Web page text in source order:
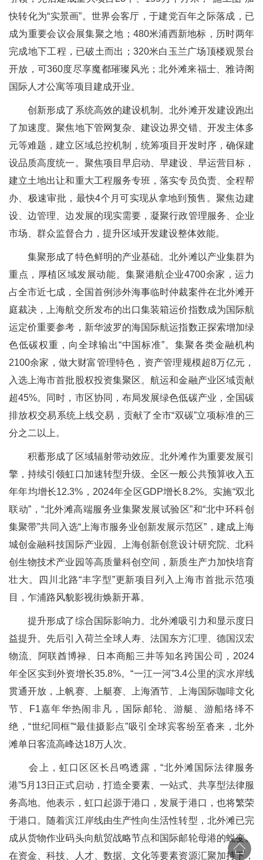
快转化为“实景画”。世界会客厅，于建党百年之际落成，已
成为重要会议会展集聚之地；480米浦西新地标，历时两年
完成地下工程，已破土而出；320米白玉兰广场顶楼观景台
开放，可360度尽享魔都璀璨风光；北外滩来福士、雅诗阁
国际人才公寓等项目建成开业。
创新形成了系统高效的建设机制。北外滩开发建设跑出
了加速度。聚焦地下管网复杂、建设边界交错、开发主体多
元等难题，建立区域总控机制，统筹项目开发时序，确保建
设品质高度统一。聚焦项目早启动、早建设、早运营目标，
建立土地出让和重大工程服务专班，落实专员负责、全程帮
办、极速审批，最快4个月可实现从拿地到预售。聚焦边建
设、边管理、边发展的现实需要，凝聚行政管理服务、企业
市场、群众监督合力，提升区域开发建设整体效能。
集聚形成了特色鲜明的产业基础。北外滩以产业集群为
重点，厚植区域发展动能。集聚港航企业4700余家，运力
占全市近七成，全国首例涉外海事临时仲裁案件在北外滩开
庭裁决，上海航交所发布的出口集装箱运价指数成为国际航
运定价重要参考，新华波罗的海国际航运指数正探索增加绿
色低碳权重，向全球输出“中国标准”。集聚各类金融机构
2100余家，做大财富管理特色，资产管理规模超8万亿元，
入选上海市首批股权投资集聚区。航运和金融产业区域贡献
超45%。同时，市区协同，布局发展绿色低碳产业，全国碳
排放权交易系统上线交易，贡献了全市“双碳”立项标准的三
分之二以上。
积蓄形成了区域辐射带动效应。北外滩作为重要发展引
擎，持续引领虹口加速转型升级。全区一般公共预算收入五
年年均增长12.3%，2024年全区GDP增长8.2%。实施“双北
联动”，“北外滩高端服务业集聚发展试验区”和“北中环科创
集聚带”共同入选“上海市服务业创新发展示范区”，建成上海
城创金融科技国际产业园、上海创新创意设计研究院、北科
创生物技术产业园等高质量科创空间，新质生产力加快培育
壮大。四川北路“丰字型”更新项目列入上海市首批示范项
目，乍浦路风貌影视街焕新开幕。
提升形成了综合国际影响力。北外滩吸引力和显示度日
益提升。先后引入荷兰全球人寿、法国东方汇理、德国汉宏
物流、阿联酋博禄、日本商船三井等知名跨国公司，2024
年全区实到外资增长35.8%。“一江一河”3.4公里的滨水岸线
贯通开放，上帆赛、上艇赛、上海酒节、上海国际咖啡文化
节、F1嘉年华热闹非凡，国际邮轮、游艇、游船络绎不
绝，“世纪同框”“最佳摄影点”吸引全球宾客纷至沓来，北外
滩单日客流高峰达18万人次。
会上，虹口区区长吕鸣透露，“北外滩国际法律服务
港”5月13日正式启动，打造全要素、一站式、共享型法律服
务高地。他表示，虹口起源于港口，发展于港口，也将繁荣
于港口。随着滨江岸线由生产性向生活性转型，北外滩已完
成从货物作业码头向航贸战略节点和国际邮轮母港的蜕变。
在资金、科技、人才、数据、文化等要素资源汇聚加持下，